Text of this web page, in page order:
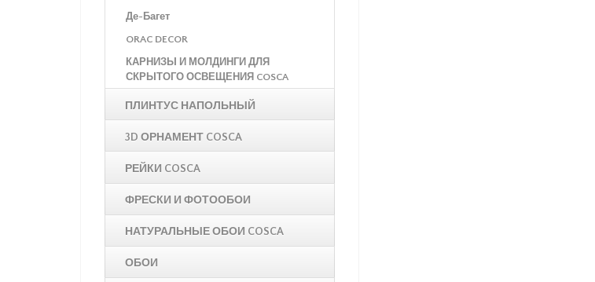
Де-Багет
ORAC DECOR
КАРНИЗЫ И МОЛДИНГИ ДЛЯ
СКРЫТОГО ОСВЕЩЕНИЯ COSCA
ПЛИНТУС НАПОЛЬНЫЙ
3D ОРНАМЕНТ COSCA
РЕЙКИ COSCA
ФРЕСКИ И ФОТООБОИ
НАТУРАЛЬНЫЕ ОБОИ COSCA
ОБОИ